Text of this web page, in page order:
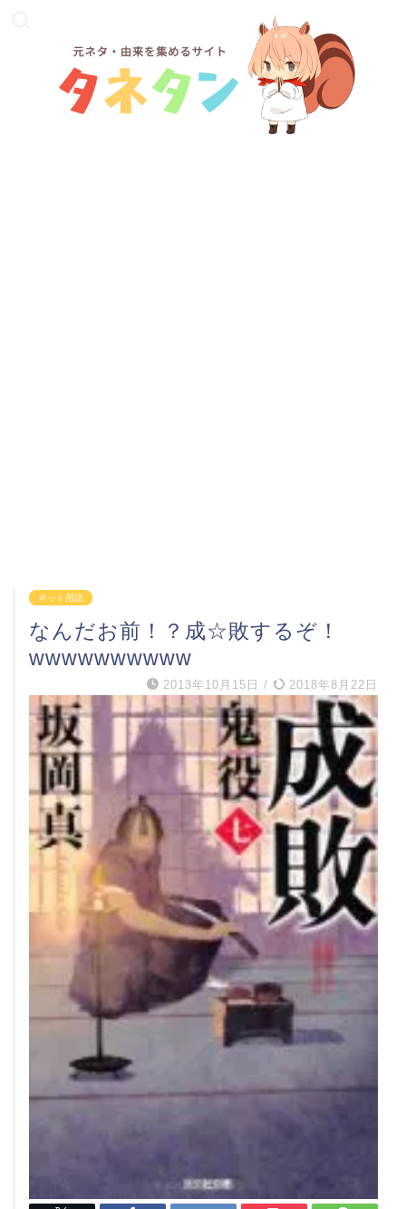
ネット用語
なんだお前！？成☆敗するぞ！
wwwwwwwwww
2013年10月15日 / 2018年8月22日